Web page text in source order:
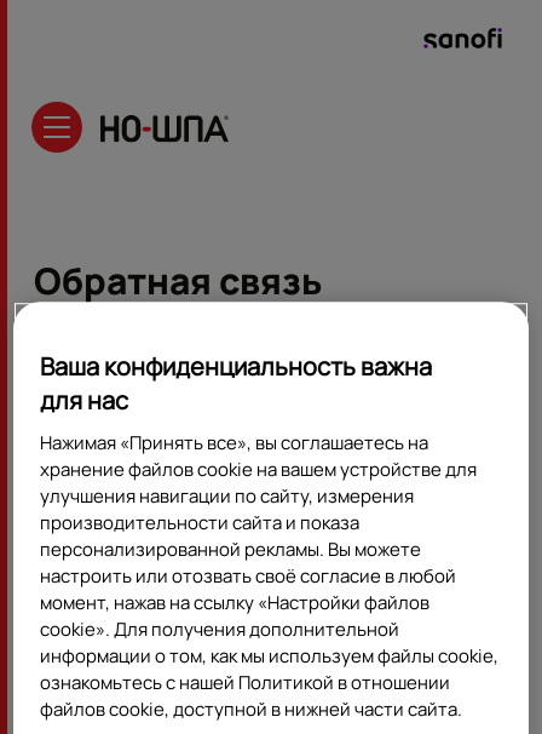
Обратная связь
Ул. Тверская 22
БЦ Саммит
125375 Москва
Россия
✆ +7 495 721 14 00
Если у Вас есть вопросы, касающиеся состояния Вашего
здоровья или назначений лекарственных препаратов, Вам
следует проконсультироваться с лечащим врачом.
При возникновении медицинских вопросов по
препаратам (за исключением вопросов о наличии
препаратов в аптеках), проблем с качеством, подозрений
на подделку, данных по фармакобезопасности, Вы можете
связаться с нами по телефону +7 495 721 14 00.
Ваша конфиденциальность важна
для нас
Нажимая «Принять все», вы соглашаетесь на
хранение файлов cookie на вашем устройстве для
улучшения навигации по сайту, измерения
производительности сайта и показа
персонализированной рекламы. Вы можете
настроить или отозвать своё согласие в любой
момент, нажав на ссылку «Настройки файлов
cookie». Для получения дополнительной
информации о том, как мы используем файлы cookie,
ознакомьтесь с нашей Политикой в отношении
файлов cookie, доступной в нижней части сайта.